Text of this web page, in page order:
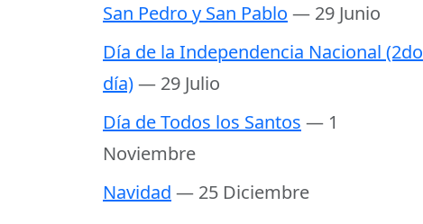
San Pedro y San Pablo — 29 Junio
Día de la Independencia Nacional (2do
día)— 29 Julio
Día de Todos los Santos — 1
Noviembre
Navidad — 25 Diciembre